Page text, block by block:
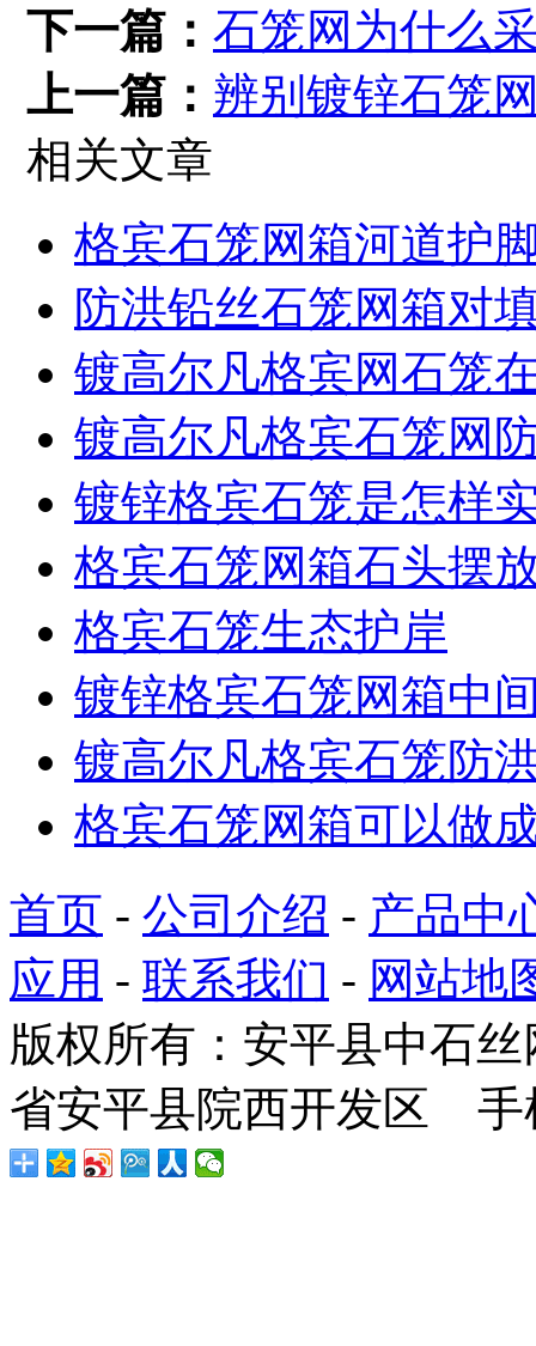
下一篇： 石笼网为什么
上一篇： 辨别镀锌石笼
相关文章
格宾石笼网箱河道护
防洪铅丝石笼网箱对
镀高尔凡格宾网石笼
镀高尔凡格宾石笼网
镀锌格宾石笼是怎样
格宾石笼网箱石头摆
格宾石笼生态护岸
镀锌格宾石笼网箱中
镀高尔凡格宾石笼防
格宾石笼网箱可以做
首页 - 公司介绍 - 产品中
应用 - 联系我们 - 网站地
版权所有：安平县中石
省安平县院西开发区 手